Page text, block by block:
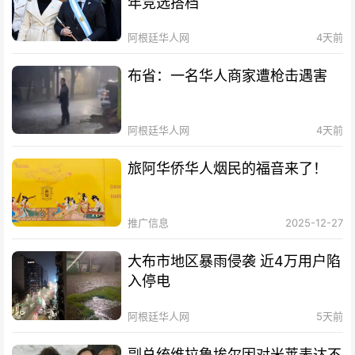
阿根廷华人网 4天前
布省：一名华人商家遭枪击遇害
阿根廷华人网 4天前
旅阿华侨华人烟民的福音来了！
推广信息 2025-12-27
大布市地区暴雨侵袭 近4万用户陷
入停电
阿根廷华人网 5天前